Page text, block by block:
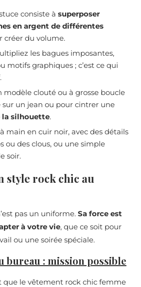
consiste à superposer
en argent de différentes
créer du volume.
les bagues imposantes,
motifs graphiques ; c’est ce qui
modèle clouté ou à grosse boucle
un jean ou pour cintrer une
silhouette.
main en cuir noir, avec des détails
ou des clous, ou une simple
soir.
style rock chic au
pas un uniforme. Sa force est
à votre vie, que ce soit pour
ou une soirée spéciale.
bureau : mission possible
que le vêtement rock chic femme